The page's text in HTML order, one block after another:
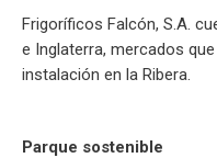
Frigoríficos Falcón, S.A.
e Inglaterra, mercados
instalación en la Ribera.
Parque sostenible